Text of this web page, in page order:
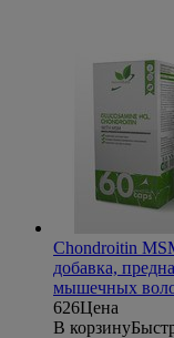
Chondroitin
добавка,
мышечных
626Цена
В корзину